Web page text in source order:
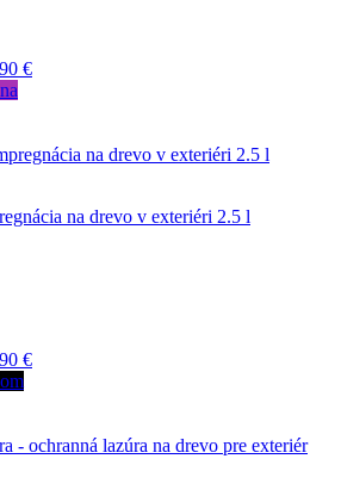
€
na drevo v exteriéri 2.5 l
€